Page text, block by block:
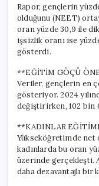
Rapor, gençlerin
olduğunu (NEET)
oran yüzde 30,9 ile
işsizlik oranı ise
gösterdi.
**EĞİTİM GÖÇÜ
Veriler, gençlerin en
gösteriyor. 2024
değiştirirken, 102 bin
**KADINLAR
Yükseköğretimde net
kadınlarda bu oran
üzerinde gerçekleşti.
daha dezavantajlı bir